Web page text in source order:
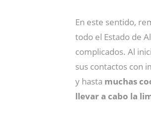
En este sentido,
todo el Estado de
complicados. Al
sus contactos con
y hasta muchas
llevar a cabo la